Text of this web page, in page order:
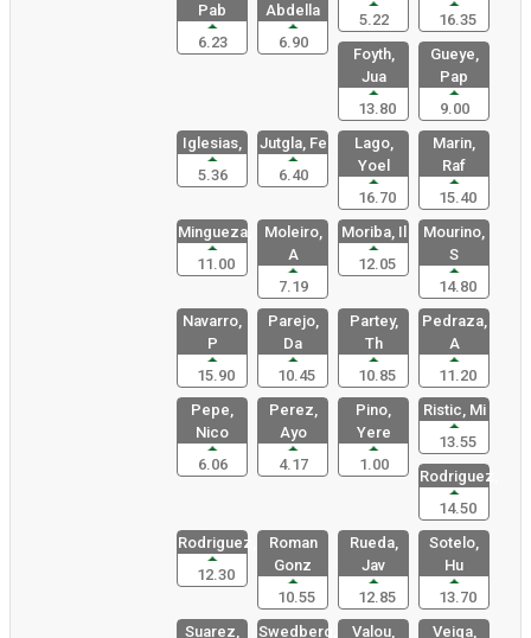
Pab
6.23
Abdella
6.90
5.22
16.35
Foyth,
Jua
13.80
Gueye,
Pap
9.00
Iglesias,
5.36
Jutgla, Fe
6.40
Lago,
Yoel
16.70
Marin,
Raf
15.40
Mingueza,
11.00
Moleiro,
A
7.19
Moriba, Il
12.05
Mourino,
S
14.80
Navarro,
P
15.90
Parejo,
Da
10.45
Partey,
Th
10.85
Pedraza,
A
11.20
Pepe,
Nico
6.06
Perez,
Ayo
4.17
Pino,
Yere
1.00
Ristic, Mi
13.55
Rodriguez,
14.50
Rodriguez,
12.30
Roman
Gonz
10.55
Rueda,
Jav
12.85
Sotelo,
Hu
13.70
Suarez,
Swedberg,
Valou,
Veiga,